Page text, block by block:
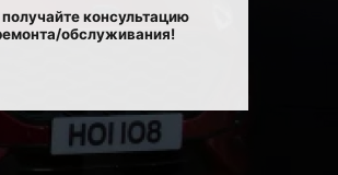
консультацию
обслуживания!